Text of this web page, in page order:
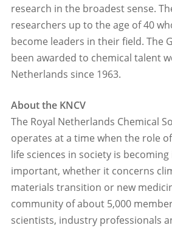
research in the broadest sense.
researchers up to the age of 40
become leaders in their field. The
been awarded to chemical talent
Netherlands since 1963.
About the KNCV
The Royal Netherlands Chemical
operates at a time when the role
life sciences in society is
important, whether it concerns
materials transition or new
community of about 5,000
scientists, industry professionals